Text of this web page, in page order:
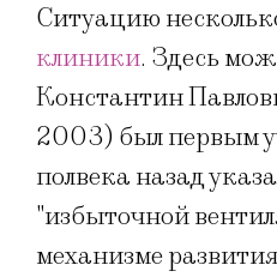
Ситуацию
клиники. Здесь
Константин
2003) был первым
полвека назад
"избыточной
механизме